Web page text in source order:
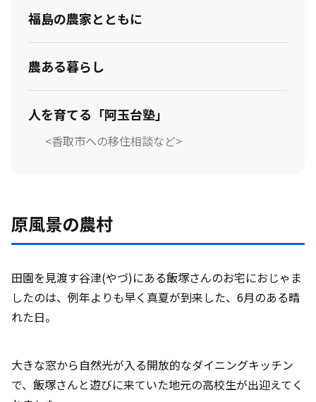
福島の農家とともに
農ある暮らし
人を育てる「阿玉台塾」
<香取市への移住相談など>
原風景の農村
田園を見渡す谷津(やづ)にある飯塚さんのお宅におじゃま
したのは、例年よりも早く真夏が到来した、6月のある晴
れた日。
大きな窓から自然光が入る開放的なダイニングキッチン
で、飯塚さんと遊びに来ていた地元の高校生が出迎えてく